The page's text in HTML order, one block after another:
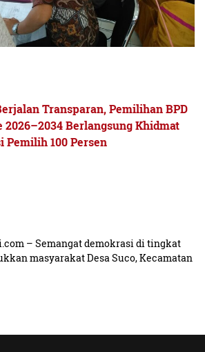
Transparan, Pemilihan BPD
2026–2034 Berlangsung Khidmat
Pemilih 100 Persen
– Semangat demokrasi di tingkat
masyarakat Desa Suco, Kecamatan